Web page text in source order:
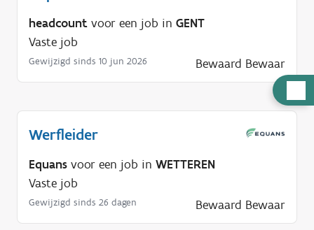
u
d
i
headcount voor een job in GENT
Vaste job
Gewijzigd sinds 10 jun 2026 Bewaard Bewaar
Werfleider
Equans voor een job in WETTEREN
Vaste job
Gewijzigd sinds 26 dagen Bewaard Bewaar